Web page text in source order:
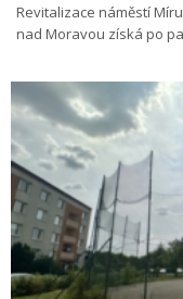
Revitalizace náměstí
nad Moravou získá po